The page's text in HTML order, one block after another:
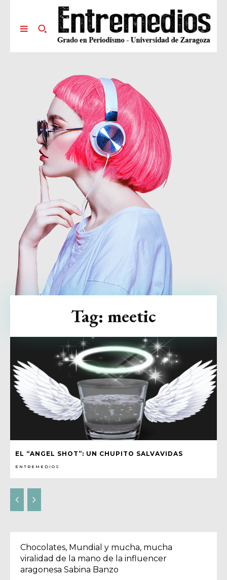
EL “ANGEL SHOT”: UN CHUPITO SALVAVIDAS
ENTREMEDIOS
Tag: meetic
Chocolates, Mundial y mucha, mucha
viralidad de la mano de la influencer
aragonesa Sabina Banzo